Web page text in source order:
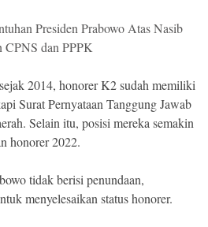
Presiden Prabowo Atas Nasib
CPNS dan PPPK
2014, honorer K2 sudah memiliki
Surat Pernyataan Tanggung Jawab
Selain itu, posisi mereka semakin
honorer 2022.
tidak berisi penundaan,
menyelesaikan status honorer.